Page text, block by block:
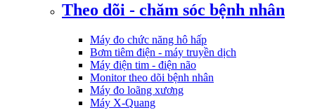
Theo dõi - chăm sóc bệnh nhân
Máy đo chức năng hô hấp
Bơm tiêm điện - máy truyền dịch
Máy điện tim - điện não
Monitor theo dõi bệnh nhân
Máy đo loãng xương
Máy X-Quang